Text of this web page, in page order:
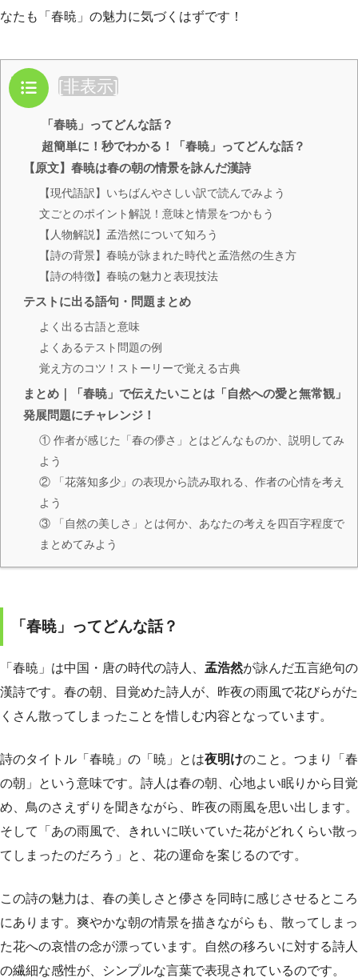
なたも「春暁」の魅力に気づくはずです！
目次 [非表示]
「春暁」ってどんな話？
超簡単に！秒でわかる！「春暁」ってどんな話？
【原文】春暁は春の朝の情景を詠んだ漢詩
【現代語訳】いちばんやさしい訳で読んでみよう
文ごとのポイント解説！意味と情景をつかもう
【人物解説】孟浩然について知ろう
【詩の背景】春暁が詠まれた時代と孟浩然の生き方
【詩の特徴】春暁の魅力と表現技法
テストに出る語句・問題まとめ
よく出る古語と意味
よくあるテスト問題の例
覚え方のコツ！ストーリーで覚える古典
まとめ｜「春暁」で伝えたいことは「自然への愛と無常観」
発展問題にチャレンジ！
① 作者が感じた「春の儚さ」とはどんなものか、説明してみ
よう
② 「花落知多少」の表現から読み取れる、作者の心情を考え
よう
③ 「自然の美しさ」とは何か、あなたの考えを四百字程度で
まとめてみよう
「春暁」ってどんな話？
「春暁」は中国・唐の時代の詩人、 孟浩然が詠んだ五言絶句の
漢詩です。春の朝、目覚めた詩人が、昨夜の雨風で花びらがた
くさん散ってしまったことを惜しむ内容となっています。
詩のタイトル「春暁」の「暁」とは夜明けのこと。つまり「春
の朝」という意味です。詩人は春の朝、心地よい眠りから目覚
め、鳥のさえずりを聞きながら、昨夜の雨風を思い出します。
そして「あの雨風で、きれいに咲いていた花がどれくらい散っ
てしまったのだろう」と、花の運命を案じるのです。
この詩の魅力は、春の美しさと儚さを同時に感じさせるところ
にあります。爽やかな朝の情景を描きながらも、散ってしまっ
た花への哀惜の念が漂っています。自然の移ろいに対する詩人
の繊細な感性が、シンプルな言葉で表現されているのです。